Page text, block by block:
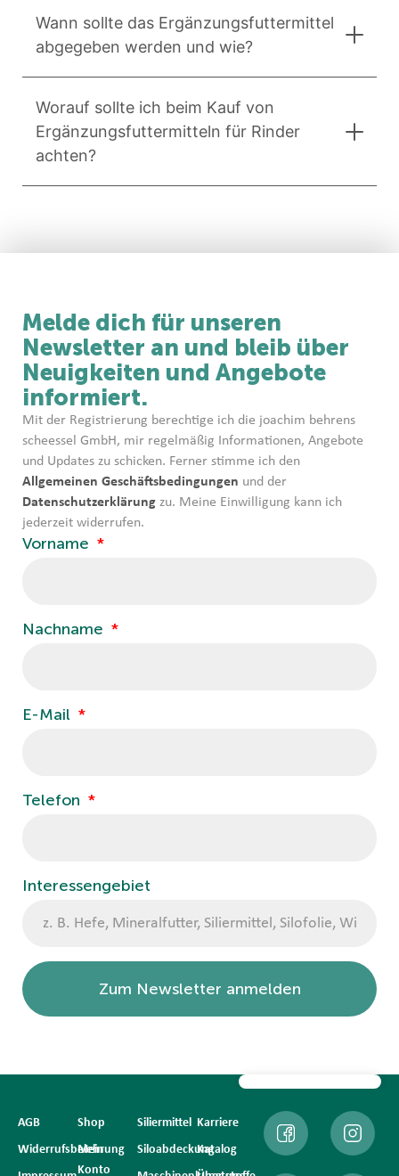
Wann sollte das Ergänzungsfuttermittel
abgegeben werden und wie?
Worauf sollte ich beim Kauf von
Ergänzungsfuttermitteln für Rinder
achten?
Melde dich für unseren
Newsletter an und bleib über
Neuigkeiten und Angebote
informiert.
Mit der Registrierung berechtige ich die joachim behrens
scheessel GmbH, mir regelmäßig Informationen, Angebote
und Updates zu schicken. Ferner stimme ich den
Allgemeinen Geschäftsbedingungen und der
Datenschutzerklärung zu. Meine Einwilligung kann ich
jederzeit widerrufen.
Vorname
Nachname
E-Mail
Telefon
Interessengebiet
Zum Newsletter anmelden
AGB
Widerrufsbelehrung
Shop
Mein
Konto
Siliermittel
Siloabdeckung
Karriere
Katalog